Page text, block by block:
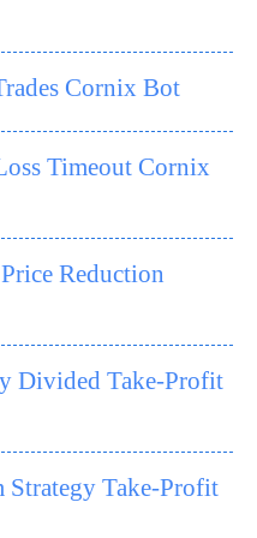
Cornix Bot
Timeout Cornix
Reduction
Divided Take-Profit
Strategy Take-Profit